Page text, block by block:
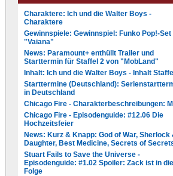
Charaktere: Ich und die Walter Boys -
Charaktere
Gewinnspiele: Gewinnspiel: Funko Pop!-Set
"Vaiana"
News: Paramount+ enthüllt Trailer und
Starttermin für Staffel 2 von "MobLand"
Inhalt: Ich und die Walter Boys - Inhalt
Starttermine (Deutschland):
in Deutschland
Chicago Fire - Charakterbeschreibungen:
Chicago Fire - Episodenguide: #12.06 Die
Hochzeitsfeier
News: Kurz & Knapp: God of War, Sherlock
Daughter, Best Medicine, Secrets of
Stuart Fails to Save the Universe -
Episodenguide: #1.02 Spoiler: Zack ist in
Folge